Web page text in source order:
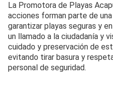
La Promotora de Playas
acciones forman parte de
garantizar playas seguras y
un llamado a la ciudadanía y
cuidado y preservación de
evitando tirar basura y
personal de seguridad.